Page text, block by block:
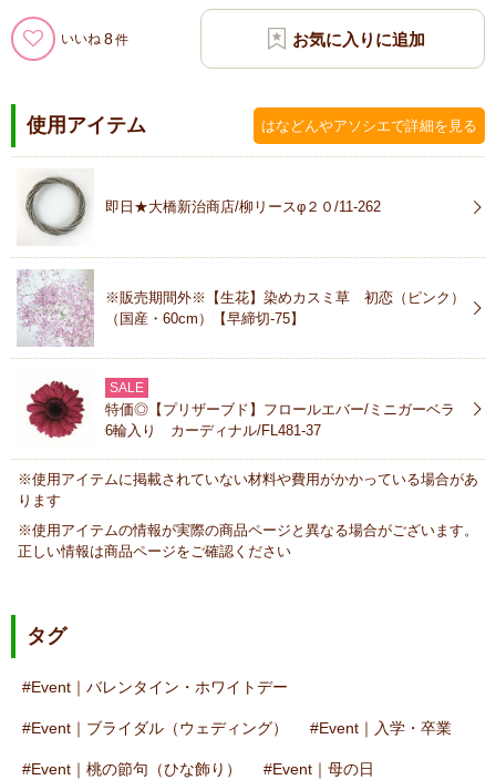
いいね 8
使用アイテム はなどんやアソシエで詳細を見る
即日★大橋新治商店/柳リースφ２０/11-262
※販売期間外※【生花】染めカスミ草 初恋（ピンク）
（国産・60cm）【早締切-75】
SALE
特価◎【プリザーブド】フロールエバー/ミニガーベラ
6輪入り カーディナル/FL481-37
※使用アイテムに掲載されていない材料や費用がかかっている場合があ
ります
※使用アイテムの情報が実際の商品ページと異なる場合がございます。
正しい情報は商品ページをご確認ください
タグ
Event｜バレンタイン・ホワイトデー
Event｜ブライダル（ウェディング） Event｜入学・卒業
Event｜桃の節句（ひな飾り） Event｜母の日